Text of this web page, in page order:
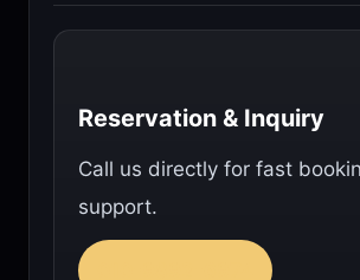
Reservation & Inquiry
Call us directly for fast
support.